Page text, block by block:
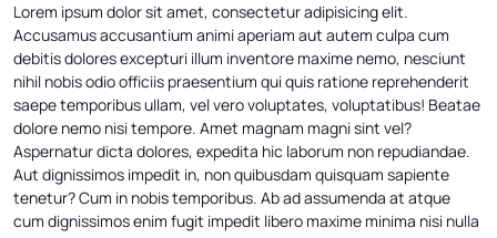
Lorem ipsum dolor sit amet, consectetur adipisicing elit.
Accusamus accusantium animi aperiam aut autem culpa cum
debitis dolores excepturi illum inventore maxime nemo, nesciunt
nihil nobis odio officiis praesentium qui quis ratione reprehenderit
saepe temporibus ullam, vel vero voluptates, voluptatibus! Beatae
dolore nemo nisi tempore. Amet magnam magni sint vel?
Aspernatur dicta dolores, expedita hic laborum non repudiandae.
Aut dignissimos impedit in, non quibusdam quisquam sapiente
tenetur? Cum in nobis temporibus. Ab ad assumenda at atque
cum dignissimos enim fugit impedit libero maxime minima nisi nulla